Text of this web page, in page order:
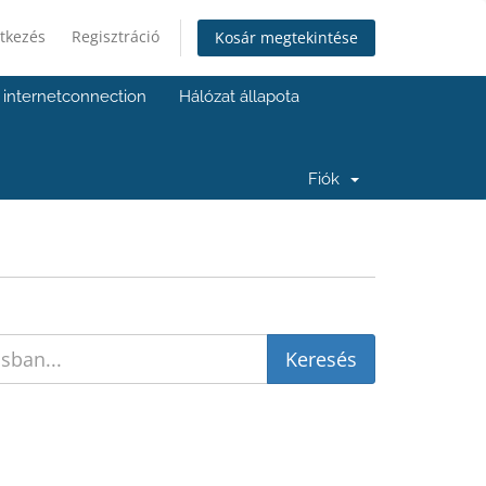
Regisztráció Kosár megtekintése
internetconnection Hálózat állapota
Fiók